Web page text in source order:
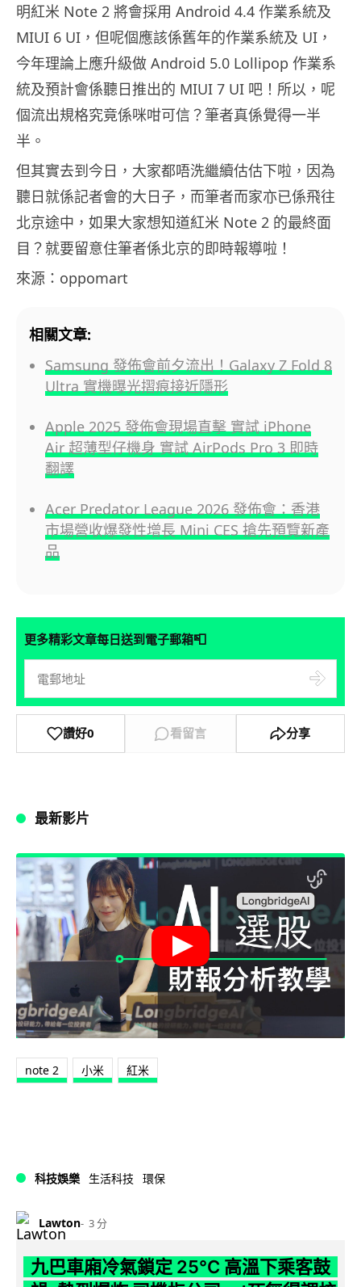
明紅米 Note 2 將會採用 Android 4.4 作業系統及
MIUI 6 UI，但呢個應該係舊年的作業系統及 UI，
今年理論上應升級做 Android 5.0 Lollipop 作業系
統及預計會係聽日推出的 MIUI 7 UI 吧！所以，呢
個流出規格究竟係咪咁可信？筆者真係覺得一半
半。
但其實去到今日，大家都唔洗繼續估估下啦，因為
聽日就係記者會的大日子，而筆者而家亦已係飛往
北京途中，如果大家想知道紅米 Note 2 的最終面
目？就要留意住筆者係北京的即時報導啦！
來源：oppomart
相關文章:
Samsung 發佈會前夕流出！Galaxy Z Fold 8
Ultra 實機曝光摺痕接近隱形
Apple 2025 發佈會現場直擊 實試 iPhone
Air 超薄型仔機身 實試 AirPods Pro 3 即時
翻譯
Acer Predator League 2026 發佈會：香港
市場營收爆發性增長 Mini CES 搶先預覽新產
品
更多精彩文章每日送到電子郵箱📮
讚好0 看留言 分享
最新影片
note 2 小米 紅米
科技娛樂 生活科技 環保
Lawton 3 分
九巴車廂冷氣鎖定 25°C 高溫下乘客鼓